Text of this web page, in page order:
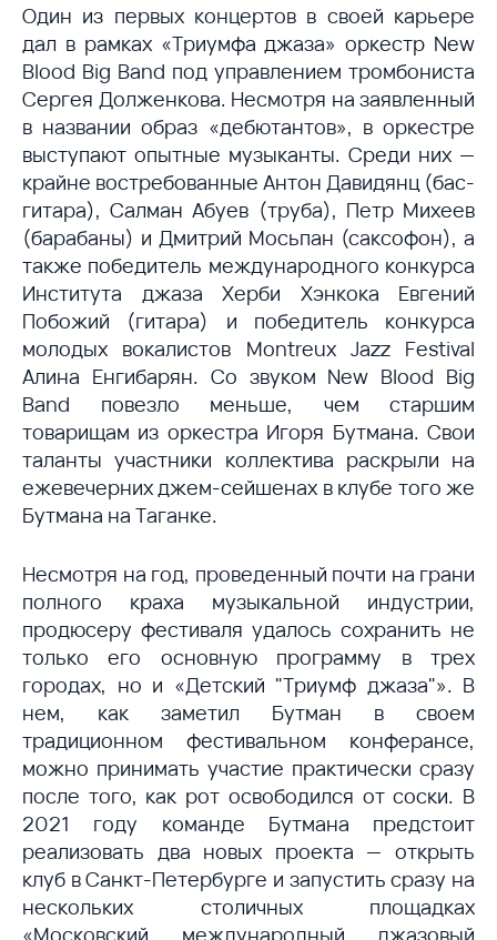
Один из первых концертов в своей карьере
дал в рамках «Триумфа джаза» оркестр New
Blood Big Band под управлением тромбониста
Сергея Долженкова. Несмотря на заявленный
в названии образ «дебютантов», в оркестре
выступают опытные музыканты. Среди них —
крайне востребованные Антон Давидянц (бас-
гитара), Салман Абуев (труба), Петр Михеев
(барабаны) и Дмитрий Мосьпан (саксофон), а
также победитель международного конкурса
Института джаза Херби Хэнкока Евгений
Побожий (гитара) и победитель конкурса
молодых вокалистов Montreux Jazz Festival
Алина Енгибарян. Со звуком New Blood Big
Band повезло меньше, чем старшим
товарищам из оркестра Игоря Бутмана. Свои
таланты участники коллектива раскрыли на
ежевечерних джем-сейшенах в клубе того же
Бутмана на Таганке.
Несмотря на год, проведенный почти на грани
полного краха музыкальной индустрии,
продюсеру фестиваля удалось сохранить не
только его основную программу в трех
городах, но и «Детский "Триумф джаза"». В
нем, как заметил Бутман в своем
традиционном фестивальном конферансе,
можно принимать участие практически сразу
после того, как рот освободился от соски. В
2021 году команде Бутмана предстоит
реализовать два новых проекта — открыть
клуб в Санкт-Петербурге и запустить сразу на
нескольких столичных площадках
«Московский международный джазовый